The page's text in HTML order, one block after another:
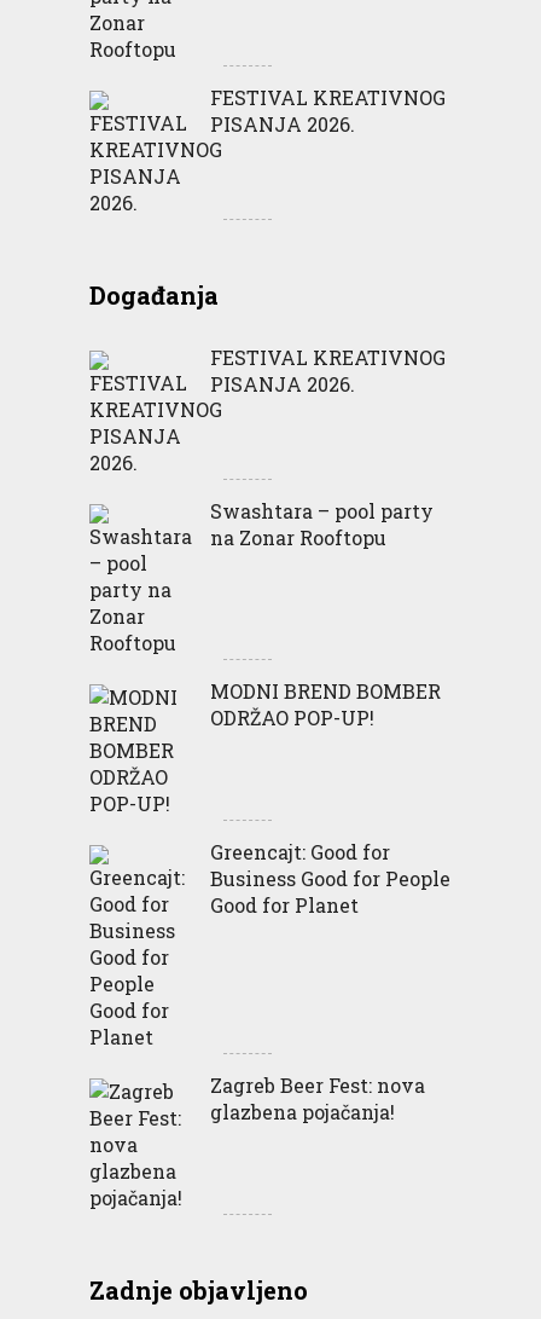
FESTIVAL KREATIVNOG
PISANJA 2026.
Događanja
FESTIVAL KREATIVNOG
PISANJA 2026.
Swashtara – pool party
na Zonar Rooftopu
MODNI BREND BOMBER
ODRŽAO POP-UP!
Greencajt: Good for
Business Good for People
Good for Planet
Zagreb Beer Fest: nova
glazbena pojačanja!
Zadnje objavljeno